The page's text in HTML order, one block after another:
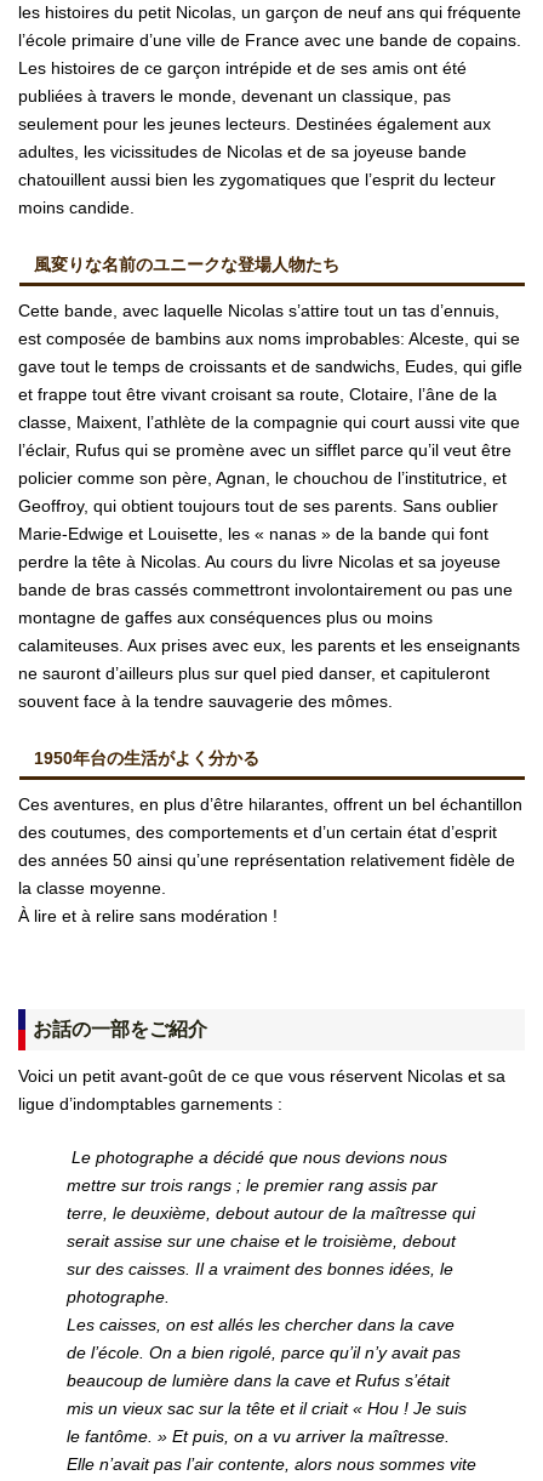
les histoires du petit Nicolas, un garçon de neuf ans qui fréquente
l’école primaire d’une ville de France avec une bande de copains.
Les histoires de ce garçon intrépide et de ses amis ont été
publiées à travers le monde, devenant un classique, pas
seulement pour les jeunes lecteurs. Destinées également aux
adultes, les vicissitudes de Nicolas et de sa joyeuse bande
chatouillent aussi bien les zygomatiques que l’esprit du lecteur
moins candide.
風変りな名前のユニークな登場人物たち
Cette bande, avec laquelle Nicolas s’attire tout un tas d’ennuis,
est composée de bambins aux noms improbables: Alceste, qui se
gave tout le temps de croissants et de sandwichs, Eudes, qui gifle
et frappe tout être vivant croisant sa route, Clotaire, l’âne de la
classe, Maixent, l’athlète de la compagnie qui court aussi vite que
l’éclair, Rufus qui se promène avec un sifflet parce qu’il veut être
policier comme son père, Agnan, le chouchou de l’institutrice, et
Geoffroy, qui obtient toujours tout de ses parents. Sans oublier
Marie-Edwige et Louisette, les « nanas » de la bande qui font
perdre la tête à Nicolas. Au cours du livre Nicolas et sa joyeuse
bande de bras cassés commettront involontairement ou pas une
montagne de gaffes aux conséquences plus ou moins
calamiteuses. Aux prises avec eux, les parents et les enseignants
ne sauront d’ailleurs plus sur quel pied danser, et capituleront
souvent face à la tendre sauvagerie des mômes.
1950年台の生活がよく分かる
Ces aventures, en plus d’être hilarantes, offrent un bel échantillon
des coutumes, des comportements et d’un certain état d’esprit
des années 50 ainsi qu’une représentation relativement fidèle de
la classe moyenne.
À lire et à relire sans modération !
お話の一部をご紹介
Voici un petit avant-goût de ce que vous réservent Nicolas et sa
ligue d’indomptables garnements :
Le photographe a décidé que nous devions nous
mettre sur trois rangs ; le premier rang assis par
terre, le deuxième, debout autour de la maîtresse qui
serait assise sur une chaise et le troisième, debout
sur des caisses. Il a vraiment des bonnes idées, le
photographe.
Les caisses, on est allés les chercher dans la cave
de l’école. On a bien rigolé, parce qu’il n’y avait pas
beaucoup de lumière dans la cave et Rufus s’était
mis un vieux sac sur la tête et il criait « Hou ! Je suis
le fantôme. » Et puis, on a vu arriver la maîtresse.
Elle n’avait pas l’air contente, alors nous sommes vite